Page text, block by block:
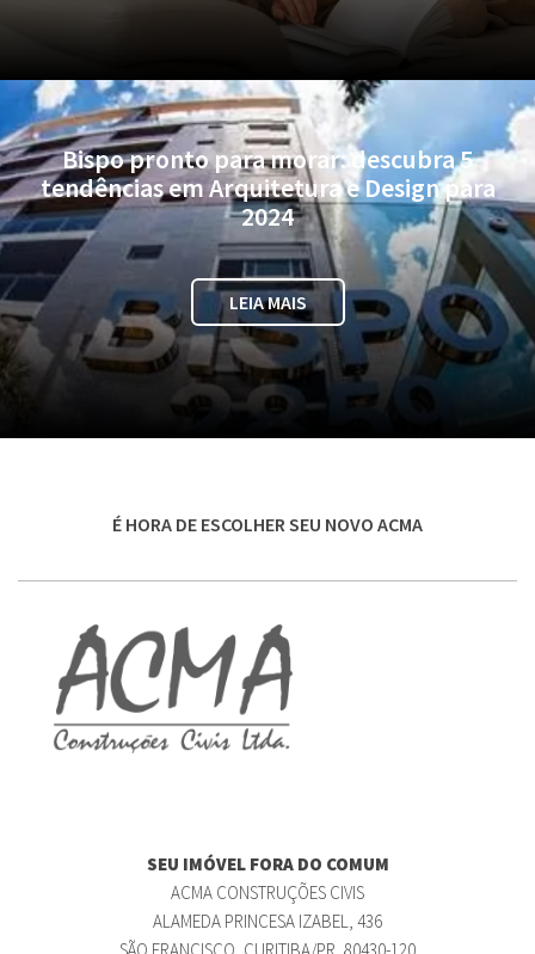
Bispo pronto para morar: descubra 5
tendências em Arquitetura e Design para
2024
LEIA MAIS
É HORA DE ESCOLHER SEU NOVO ACMA
SEU IMÓVEL FORA DO COMUM
ACMA CONSTRUÇÕES CIVIS
ALAMEDA PRINCESA IZABEL, 436